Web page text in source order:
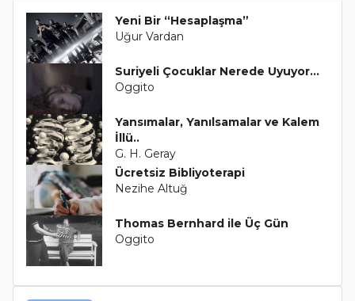
Yeni Bir “Hesaplaşma”
Uğur Vardan
Suriyeli Çocuklar Nerede Uyuyor…
Oggito
Yansımalar, Yanılsamalar ve Kalem
İllü..
G. H. Geray
Ücretsiz Bibliyoterapi
Nezihe Altuğ
Thomas Bernhard ile Üç Gün
Oggito